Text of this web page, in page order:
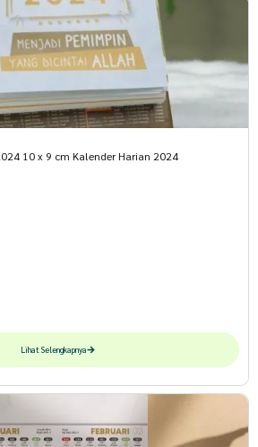
10 x 9 cm Kalender Harian 2024
Lihat Selengkapnya